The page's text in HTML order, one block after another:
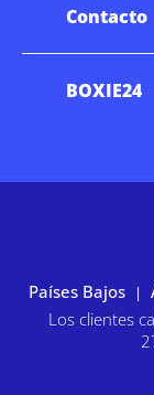
Contacto
BOXIE24
Países Bajos |
Los clientes